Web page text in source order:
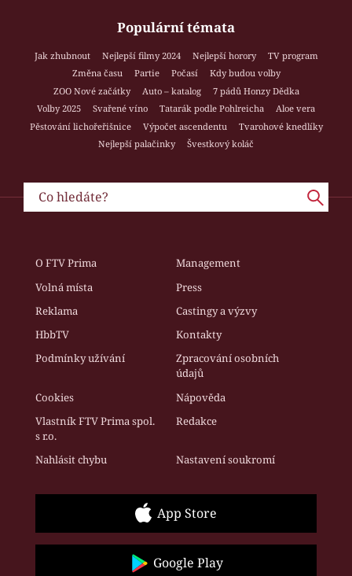
Populární témata
Jak zhubnout Nejlepší filmy 2024 Nejlepší horory
TV program
Změna času
Partie Počasí
Kdy budou volby
ZOO Nové začátky
Auto – katalog
7 pádů Honzy Dědka
Volby 2025
Svařené víno Tatarák podle Pohlreicha
Aloe vera
Pěstování lichořeřišnice
Výpočet ascendentu
Tvarohové knedlíky
Nejlepší palačinky
Švestkový koláč
O FTV Prima
Management
Volná místa
Press
Reklama
Castingy a výzvy
HbbTV
Kontakty
Podmínky užívání
Zpracování osobních
údajů
Cookies
Nápověda
Vlastník FTV Prima spol.
s r.o.
Redakce
Nahlásit chybu Nastavení soukromí
App Store
Google Play